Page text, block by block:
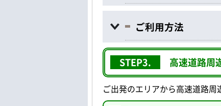
ご利用方法
STEP3. 高速道路周
ご出発のエリアから高速道路周